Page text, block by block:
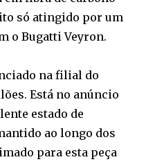
só atingido por um
o Bugatti Veyron.
na filial do
Está no anúncio
estado de
ao longo dos
para esta peça